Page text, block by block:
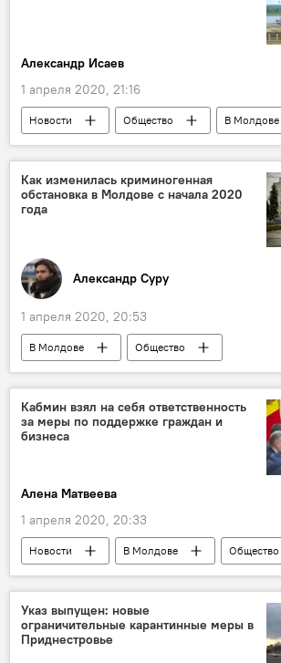
Александр Исаев
1 апреля 2020, 21:16
Новости Общество
В Молдове
Джурджулешты
Как изменилась криминогенная
обстановка в Молдове с начала 2020
года
Александр Суру
1 апреля 2020, 20:53
В Молдове Общество
Кабмин взял на себя ответственность
за меры по поддержке граждан и
бизнеса
Алена Матвеева
1 апреля 2020, 20:33
Новости В Молдове
Общество
Коронавирус
Указ выпущен: новые
ограничительные карантинные меры в
Приднестровье